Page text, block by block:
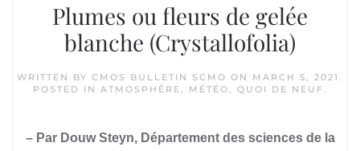
Plumes ou fleurs de gelée
blanche (Crystallofolia)
WRITTEN BY CMOS BULLETIN SCMO ON MARCH 5, 2021 .
POSTED IN ATMOSPHÈRE, MÉTÉO, QUOI DE NEUF.
– Par Douw Steyn, Département des sciences de la